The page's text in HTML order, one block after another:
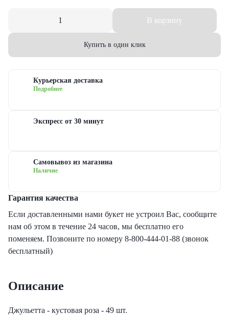
с хризантемами
букеты
с герберами
год
В корзину
Купить в один клик
Курьерская доставка
Подробнее
Экспресс от 30 минут
Самовывоз из магазина
Наличие
Гарантия качества
Если доставленными нами букет не устроил Вас, сообщите
нам об этом в течение 24 часов, мы бесплатно его
поменяем. Позвоните по номеру 8-800-444-01-88 (звонок
бесплатный)
Описание
Джульетта - кустовая роза - 49 шт.